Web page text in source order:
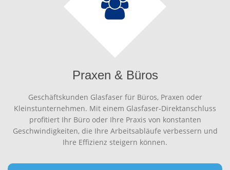
Praxen & Büros
Geschäftskunden Glasfaser für Büros, Praxen oder
Kleinstunternehmen. Mit einem Glasfaser-Direktanschluss
profitiert Ihr Büro oder Ihre Praxis von konstanten
Geschwindigkeiten, die Ihre Arbeitsabläufe verbessern und
Ihre Effizienz steigern können.